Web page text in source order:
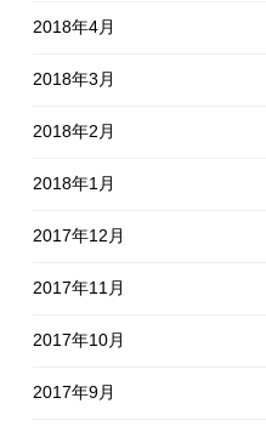
2018年4月
2018年3月
2018年2月
2018年1月
2017年12月
2017年11月
2017年10月
2017年9月